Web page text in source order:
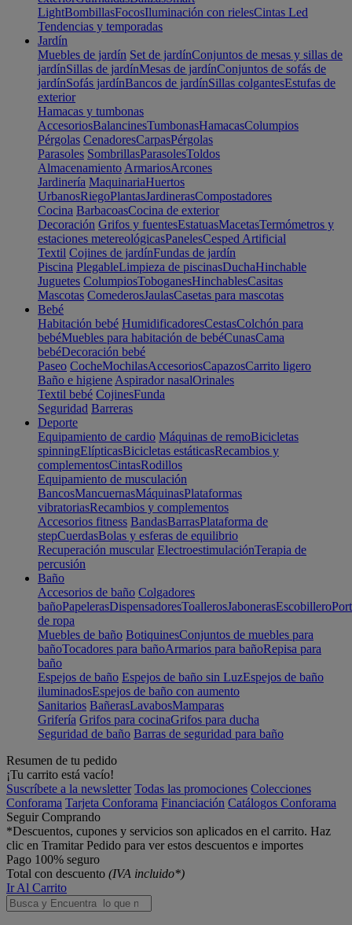
LightBombillasFocosIluminación con rielesCintas Led
Tendencias y temporadas
Jardín
Muebles de jardín Set de jardínConjuntos de mesas y sillas de
jardínSillas de jardínMesas de jardínConjuntos de sofás de
jardínSofás jardínBancos de jardínSillas colgantesEstufas de
exterior
Hamacas y tumbonas
AccesoriosBalancinesTumbonasHamacasColumpios
Pérgolas CenadoresCarpasPérgolas
Parasoles SombrillasParasolesToldos
Almacenamiento ArmariosArcones
Jardinería MaquinariaHuertos
UrbanosRiegoPlantasJardinerasCompostadores
Cocina BarbacoasCocina de exterior
Decoración Grifos y fuentesEstatuasMacetasTermómetros y
estaciones metereológicasPanelesCesped Artificial
Textil Cojines de jardínFundas de jardín
Piscina PlegableLimpieza de piscinasDuchaHinchable
Juguetes ColumpiosToboganesHinchablesCasitas
Mascotas ComederosJaulasCasetas para mascotas
Bebé
Habitación bebé HumidificadoresCestasColchón para
bebéMuebles para habitación de bebéCunasCama
bebéDecoración bebé
Paseo CocheMochilasAccesoriosCapazosCarrito ligero
Baño e higiene Aspirador nasalOrinales
Textil bebé CojinesFunda
Seguridad Barreras
Deporte
Equipamiento de cardio Máquinas de remoBicicletas
spinningElípticasBicicletas estáticasRecambios y
complementosCintasRodillos
Equipamiento de musculación
BancosMancuernasMáquinasPlataformas
vibratoriasRecambios y complementos
Accesorios fitness BandasBarrasPlataforma de
stepCuerdasBolas y esferas de equilibrio
Recuperación muscular ElectroestimulaciónTerapia de
percusión
Baño
Accesorios de baño Colgadores
bañoPapelerasDispensadoresToallerosJabonerasEscobillero
de ropa
Muebles de baño BotiquinesConjuntos de muebles para
bañoTocadores para bañoArmarios para bañoRepisa para
baño
Espejos de baño Espejos de baño sin LuzEspejos de baño
iluminadosEspejos de baño con aumento
Sanitarios BañerasLavabosMamparas
Grifería Grifos para cocinaGrifos para ducha
Seguridad de baño Barras de seguridad para baño
Resumen de tu pedido
¡Tu carrito está vacío!
Suscríbete a la newsletter Todas las promociones Colecciones
Conforama Tarjeta Conforama Financiación Catálogos Conforama
Seguir Comprando
*Descuentos, cupones y servicios son aplicados en el carrito. Haz
clic en Tramitar Pedido para ver estos descuentos e importes
Pago 100% seguro
Total con descuento (IVA incluido*)
Ir Al Carrito